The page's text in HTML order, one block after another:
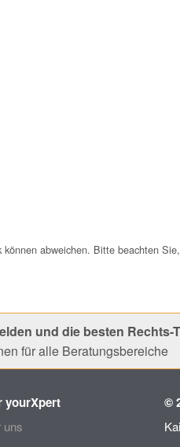
abweichen. Bitte beachten
und die besten Rechts-
für alle Beratungsbereiche
yourXpert
uns
©